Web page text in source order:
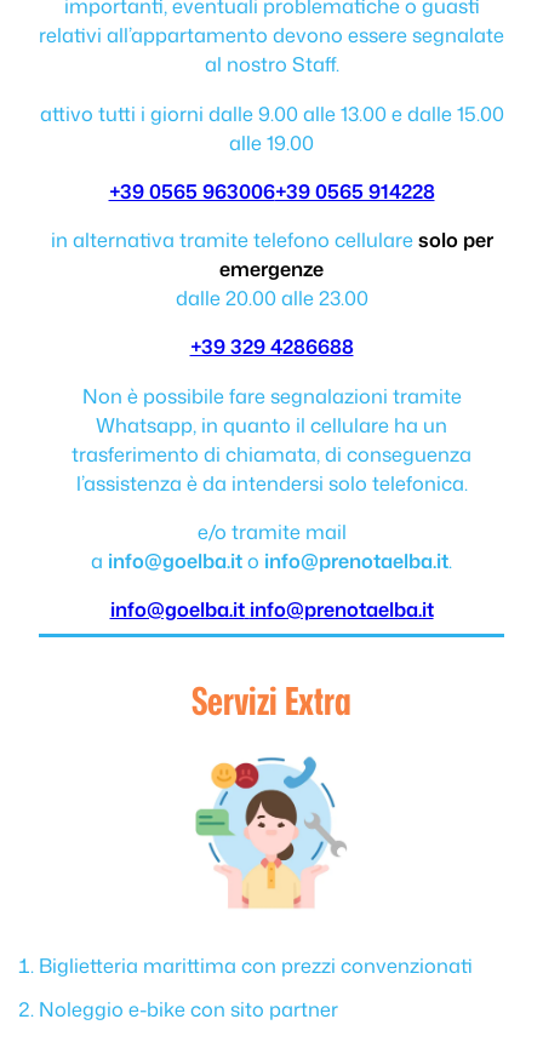
importanti, eventuali problematiche o guasti
relativi all’appartamento devono essere segnalate
al nostro Staff.
attivo tutti i giorni dalle 9.00 alle 13.00 e dalle 15.00
alle 19.00
+39 0565 963006+39 0565 914228
in alternativa tramite telefono cellularesolo per
emergenze
dalle 20.00 alle 23.00
+39 329 4286688
Non è possibile fare segnalazioni tramite
Whatsapp, in quanto il cellulare ha un
trasferimento di chiamata, di conseguenza
l’assistenza è da intendersi solo telefonica.
e/o tramite mail
a info@goelba.ito info@prenotaelba.it.
info@goelba.it info@prenotaelba.it
Servizi Extra
Biglietteria marittima con prezzi convenzionati
Noleggio e-bike con sito partner